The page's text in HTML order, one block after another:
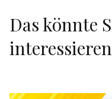
Das könnte
interessieren